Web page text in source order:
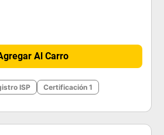
Al Carro
ISP Certificación 1